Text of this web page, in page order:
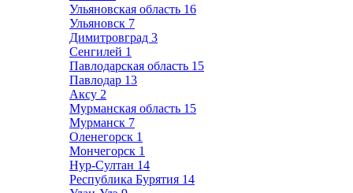
Ульяновская область 16
Ульяновск 7
Димитровград 3
Сенгилей 1
Павлодарская область 15
Павлодар 13
Аксу 2
Мурманская область 15
Мурманск 7
Оленегорск 1
Мончегорск 1
Нур-Султан 14
Республика Бурятия 14